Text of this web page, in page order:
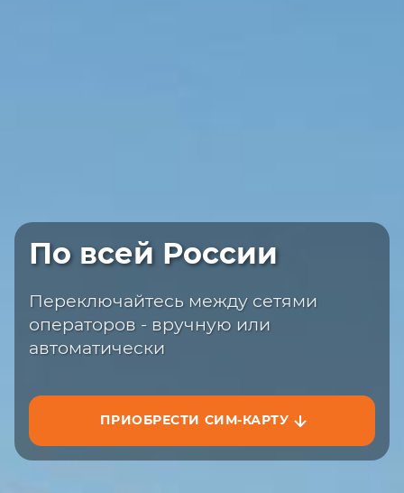
По всей России
Переключайтесь между сетями
операторов - вручную или
автоматически
ПРИОБРЕСТИ СИМ-КАРТУ
Быстрая доставка
сайте или на маркетплейсах
ЗАКАЗАТЬ НА САЙТЕ